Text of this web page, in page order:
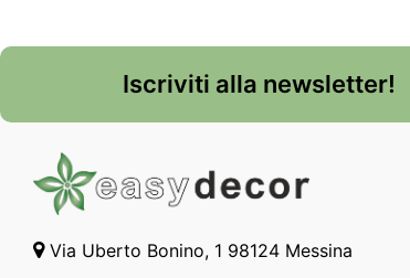
Iscriviti alla newsletter!
Via Uberto Bonino, 1 98124 Messina